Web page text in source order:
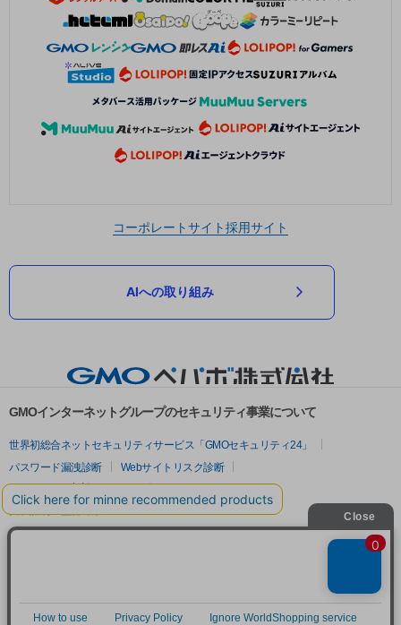
コーポレートサイト採用サイト
AIへの取り組み
GMOインターネットグループのセキュリティ事業について
世界初総合ネットセキュリティサービス「GMOセキュリティ24」
パスワード漏洩診断
Webサイトリスク診断
セキュリティ相談AIチャットボット
実在証明・盗聴対策
サイバー攻撃対策（GMOサイバーセキュリティ byイエラエ）